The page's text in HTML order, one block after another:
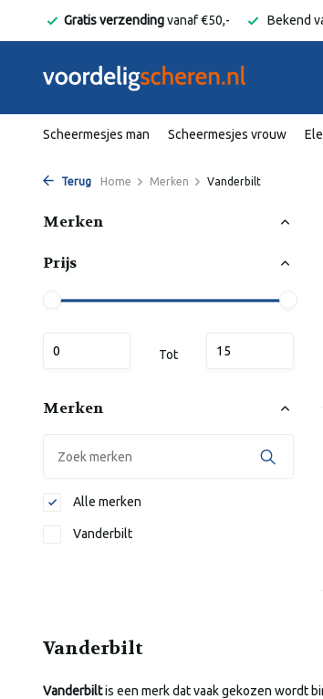
Gratis verzendingvanaf €50,- Bekend
Scheermesjes man Scheermesjes vrouw
Terug Home Merken Vanderbilt
Merken
Prijs
Tot
Merken
Alle merken
Vanderbilt
Vanderbilt
Vanderbiltis een merk dat vaak gekozen wordt